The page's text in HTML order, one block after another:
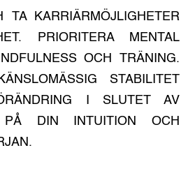
TA KARRIÄRMÖJLIGHETER
PRIORITERA MENTAL
OCH TRÄNING.
STABILITET
I SLUTET AV
PÅ DIN INTUITION OCH